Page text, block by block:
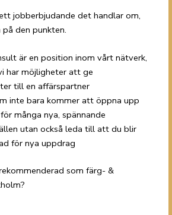
jobberbjudande det handlar om,
den punkten.
är en position inom vårt nätverk,
har möjligheter att ge
till en affärspartner
inte bara kommer att öppna upp
många nya, spännande
utan också leda till att du blir
för nya uppdrag
som färg- &